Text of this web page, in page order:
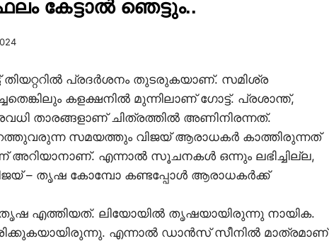
കേട്ടാൽ ഞെട്ടും..
തിയറ്ററിൽ പ്രദർശനം തുടരുകയാണ്. സമിശ്ര
കളക്ഷനിൽ മുന്നിലാണ് ഗോട്ട്. പ്രശാന്ത്,
താരങ്ങളാണ് ചിത്രത്തിൽ അണിനിരന്നത്.
സമയത്തും വിജയ് ആരാധകർ കാത്തിരുന്നത്
അറിയാനാണ്. എന്നാൽ സൂചനകൾ ഒന്നും ലഭിച്ചില്ല,
– തൃഷ കോമ്പോ കണ്ടപ്പോൾ ആരാധകർക്ക്
എത്തിയത്. ലിയോയിൽ തൃഷയായിരുന്നു നായിക.
എന്നാൽ ഡാൻസ് സീനിൽ മാത്രമാണ്